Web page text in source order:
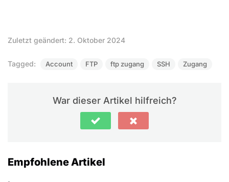
Zuletzt geändert: 2. Oktober 2024
Tagged: Account FTP ftp zugang SSH Zugang
War dieser Artikel hilfreich?
Empfohlene Artikel